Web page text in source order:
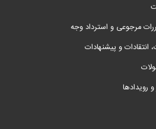
مرجوعی و استرداد وجه
انتقادات و پیشنهادات
رویدادها